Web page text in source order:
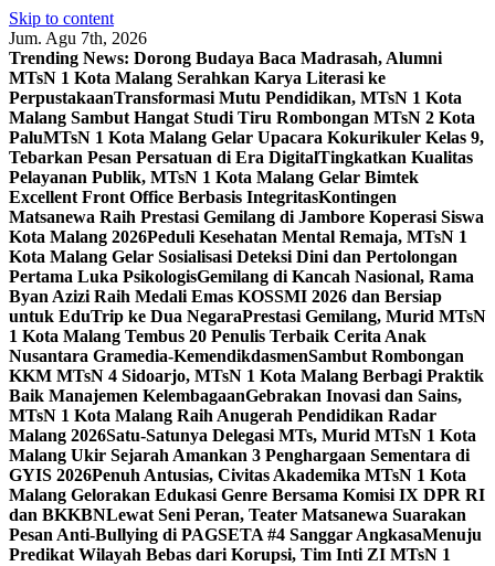
Skip to content
Jum. Agu 7th, 2026
Trending News: Dorong Budaya Baca Madrasah, Alumni
MTsN 1 Kota Malang Serahkan Karya Literasi ke
PerpustakaanTransformasi Mutu Pendidikan, MTsN 1 Kota
Malang Sambut Hangat Studi Tiru Rombongan MTsN 2 Kota
PaluMTsN 1 Kota Malang Gelar Upacara Kokurikuler Kelas 9,
Tebarkan Pesan Persatuan di Era DigitalTingkatkan Kualitas
Pelayanan Publik, MTsN 1 Kota Malang Gelar Bimtek
Excellent Front Office Berbasis IntegritasKontingen
Matsanewa Raih Prestasi Gemilang di Jambore Koperasi Siswa
Kota Malang 2026Peduli Kesehatan Mental Remaja, MTsN 1
Kota Malang Gelar Sosialisasi Deteksi Dini dan Pertolongan
Pertama Luka PsikologisGemilang di Kancah Nasional, Rama
Byan Azizi Raih Medali Emas KOSSMI 2026 dan Bersiap
untuk EduTrip ke Dua NegaraPrestasi Gemilang, Murid MTsN
1 Kota Malang Tembus 20 Penulis Terbaik Cerita Anak
Nusantara Gramedia-KemendikdasmenSambut Rombongan
KKM MTsN 4 Sidoarjo, MTsN 1 Kota Malang Berbagi Praktik
Baik Manajemen KelembagaanGebrakan Inovasi dan Sains,
MTsN 1 Kota Malang Raih Anugerah Pendidikan Radar
Malang 2026Satu-Satunya Delegasi MTs, Murid MTsN 1 Kota
Malang Ukir Sejarah Amankan 3 Penghargaan Sementara di
GYIS 2026Penuh Antusias, Civitas Akademika MTsN 1 Kota
Malang Gelorakan Edukasi Genre Bersama Komisi IX DPR RI
dan BKKBNLewat Seni Peran, Teater Matsanewa Suarakan
Pesan Anti-Bullying di PAGSETA #4 Sanggar AngkasaMenuju
Predikat Wilayah Bebas dari Korupsi, Tim Inti ZI MTsN 1